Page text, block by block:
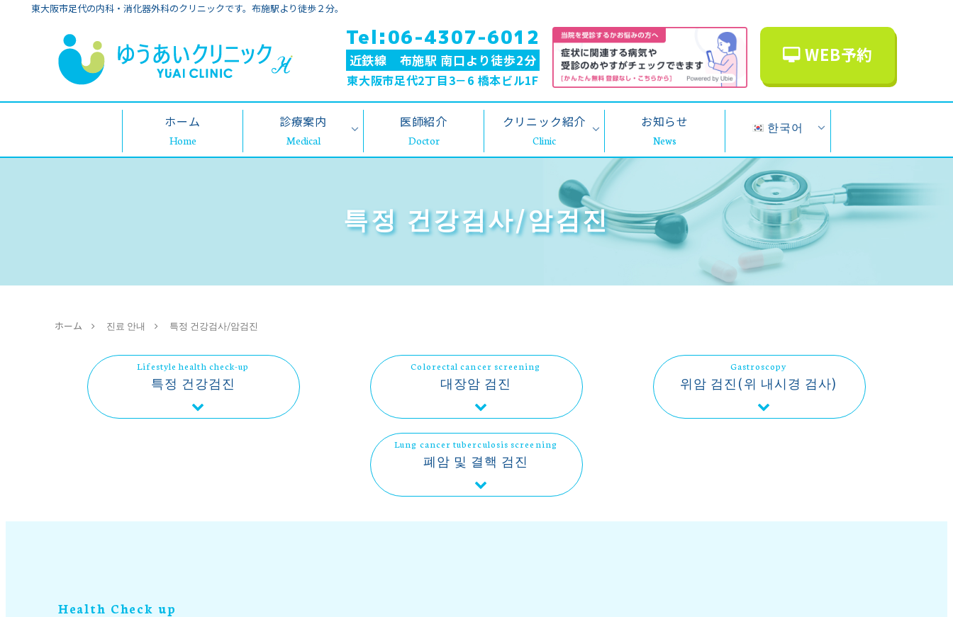
東大阪市足代の内科・消化器外科のクリニックです。布施駅より徒歩２分。
Tel:06-4307-6012
近鉄線 布施駅 南口より徒歩2分
東大阪市足代2丁目3－6 橋本ビル1F
WEB予約
ホーム 診療案内 医師紹介 クリニック紹介 お知らせ 한국어
특정 건강검사/암검진
ホーム 진료 안내 특정 건강검사/암검진
Lifestyle health check-up
특정 건강검진
Colorectal cancer screening
대장암 검진
Gastroscopy
위암 검진(위 내시경 검사)
Lung cancer tuberculosis screening
폐암 및 결핵 검진
Health Check up